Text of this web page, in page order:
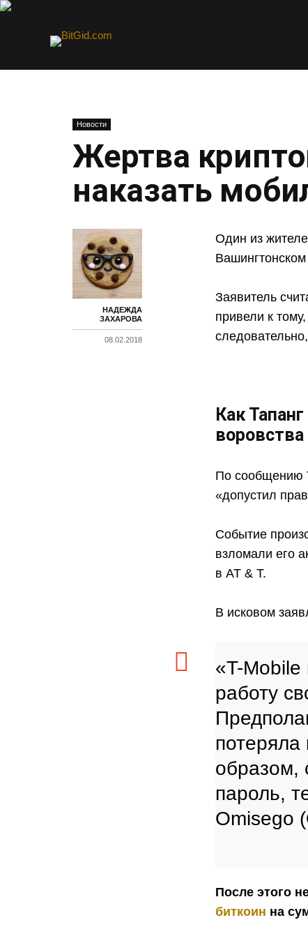
Новости
Жертва
наказать
НАДЕЖДА
ЗАХАРОВА
08.02.2018
Один из
Заявитель
привели к
Как
По сообщению
«допустил
Событие
взломали его
в AT & T.
В исковом
«T-Mobile
работу
потеряла
образом,
пароль,
Omisego
После этого
биткоин на